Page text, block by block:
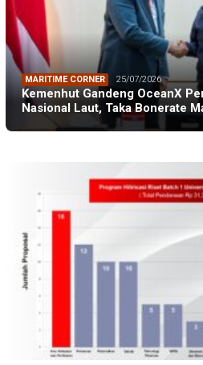
MARITIME CORNER 25/07/2026
Kemenhut Gandeng OceanX
Nasional Laut, Taka Bonerate